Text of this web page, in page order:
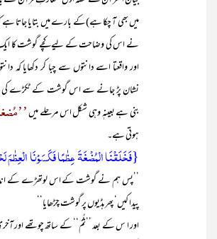
میں بھی آ چکا ہے)کے بارے میں بتایا جاتا ہے
نے اس کی وضاحت کے لیے کچے گوشت کا ایک
اور واقعتا اسے دانتوں سے چبا کر دکھایا کہ
نشان پڑ جانے سے اس گوشت کے ٹکڑے کی
بنی ہے بعینہٖ وہی شکل اس مرحلے میں
ہوتی ہے۔
{فَخَلَقۡنَا الۡمُضۡغَۃَ عِظٰمًا فَکَسَوۡنَا الۡعِظٰمَ
’’پس ہم نے گوشت کے اس لوتھڑے کے
پیدا کیں‘ پھر ہڈیوں پر گوشت چڑھایا‘‘
اور ا س کے بعد ’’ثُمّ‘‘ کے ساتھ چوتھے اور